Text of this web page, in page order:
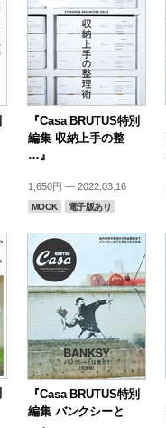
『Casa BRUTUS特別
編集 収納上手の整
…』
1,650円 — 2022.03.16
MOOK 電子版あり
『Casa BRUTUS特別
編集 バンクシーと